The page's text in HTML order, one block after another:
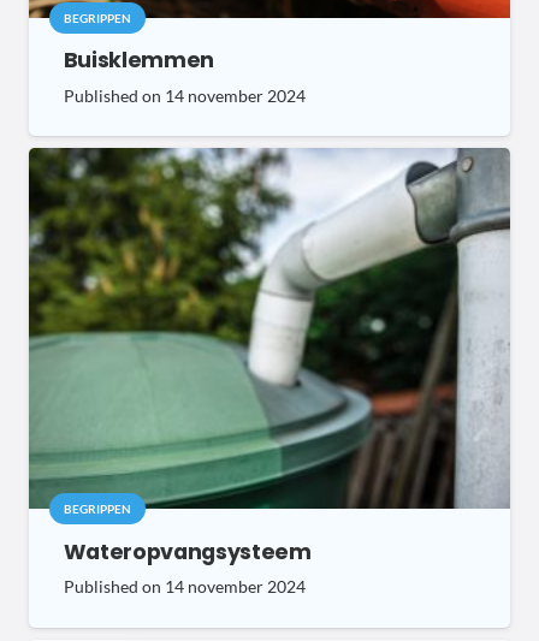
BEGRIPPEN
Buisklemmen
Published on 14 november 2024
BEGRIPPEN
Wateropvangsysteem
Published on 14 november 2024